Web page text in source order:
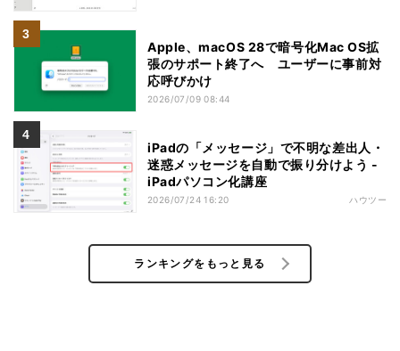
Apple、macOS 28で暗号化Mac OS拡
張のサポート終了へ ユーザーに事前対
応呼びかけ
2026/07/09 08:44
iPadの「メッセージ」で不明な差出人・
迷惑メッセージを自動で振り分けよう -
iPadパソコン化講座
2026/07/24 16:20 ハウツー
ランキングをもっと見る